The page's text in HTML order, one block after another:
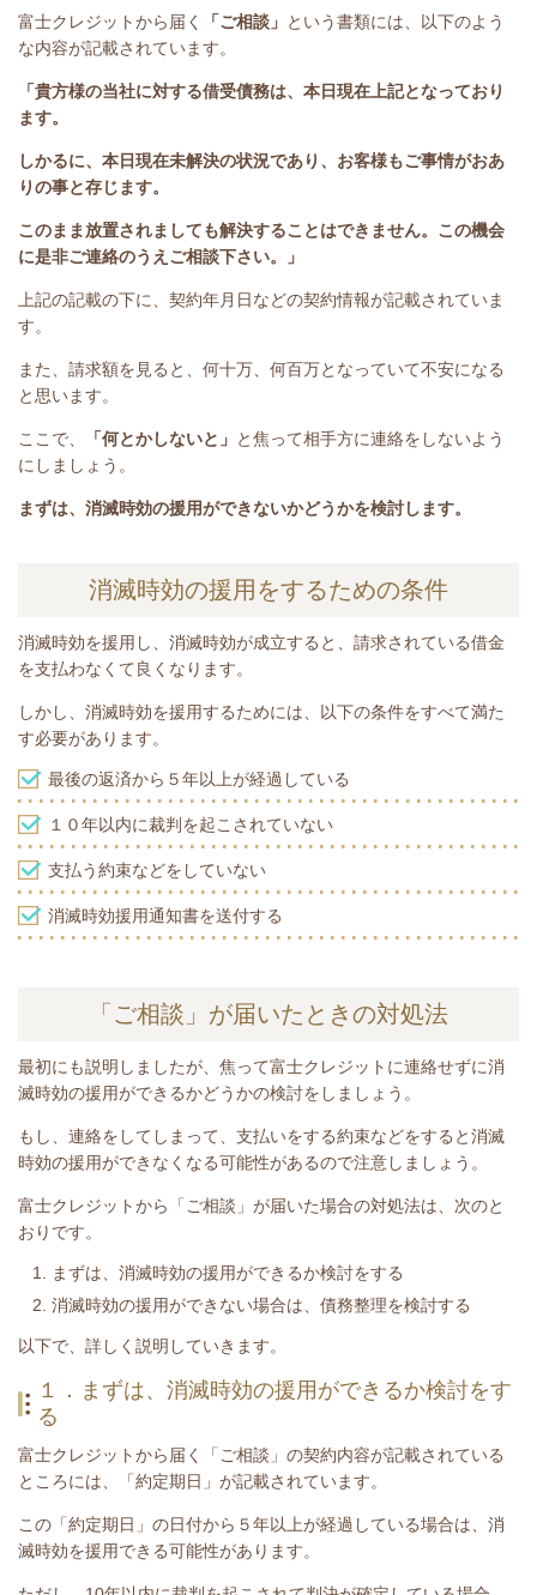
富士クレジットから届く 「ご相談」 という書類には、
以下のよう
な内容が記載されています。
「貴方様の当社に対する借受債務は、本日現在上記となっており
ます。
しかるに、本日現在未解決の状況であり、お客様もご事情がおあ
りの事と存じます。
このまま放置されましても解決することはできません。この機会
に是非ご連絡のうえご相談下さい。」
上記の記載の下に、契約年月日などの契約情報が記載されていま
す。
また、請求額を見ると、何十万、何百万となっていて不安になる
と思います。
ここで、 「何とかしないと」 と焦って相手方に連絡をしないよう
にしましょう。
まずは、消滅時効の援用ができないかどうかを検討します。
消滅時効の援用をするための条件
消滅時効を援用し、消滅時効が成立すると、請求されている借金
を支払わなくて良くなります。
しかし、消滅時効を援用するためには、以下の条件をすべて満た
す必要があります。
最後の返済から５年以上が経過している
１０年以内に裁判を起こされていない
支払う約束などをしていない
消滅時効援用通知書を送付する
「ご相談」が届いたときの対処法
最初にも説明しましたが、焦って富士クレジットに連絡せずに消
滅時効の援用ができるかどうかの検討をしましょう。
もし、連絡をしてしまって、支払いをする約束などをすると消滅
時効の援用ができなくなる可能性があるので注意しましょう。
富士クレジットから「ご相談」が届いた場合の対処法は、次のと
おりです。
まずは、消滅時効の援用ができるか検討をする
消滅時効の援用ができない場合は、債務整理を検討する
​以下で、詳しく説明していきます。
１．まずは、消滅時効の援用ができるか検討をす
る
富士クレジットから届く
「ご相談」の契約内容が記載されている
ところには、「約定期日」が記載されています。
この「約定期日」の日付から５年以上が経過している場合は、消
滅時効を援用できる可能性があります。